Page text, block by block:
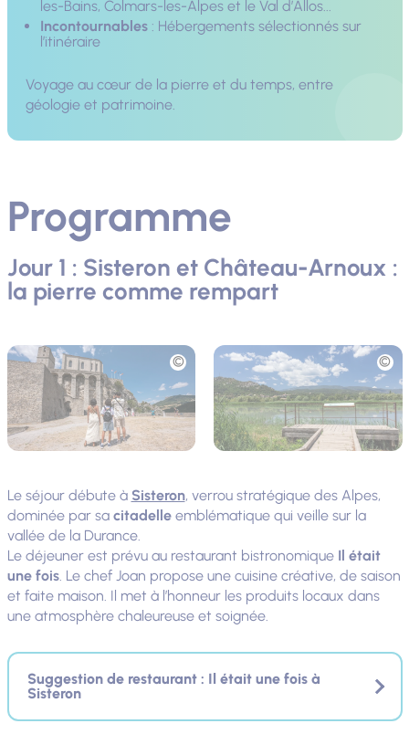
les-Bains, Colmars-les-Alpes et le Val d’Allos...
Incontournables : Hébergements sélectionnés sur
l’itinéraire
Voyage au cœur de la pierre et du temps, entre
géologie et patrimoine.
Programme
Jour 1 : Sisteron et Château-Arnoux :
la pierre comme rempart
Photo Photo
Le séjour débute à Sisteron, verrou stratégique des Alpes,
dominée par sa citadelle emblématique qui veille sur la
vallée de la Durance.
Le déjeuner est prévu au restaurant bistronomique Il était
une fois. Le chef Joan propose une cuisine créative, de saison
et faite maison. Il met à l’honneur les produits locaux dans
une atmosphère chaleureuse et soignée.
Suggestion de restaurant : Il était une fois à
Sisteron